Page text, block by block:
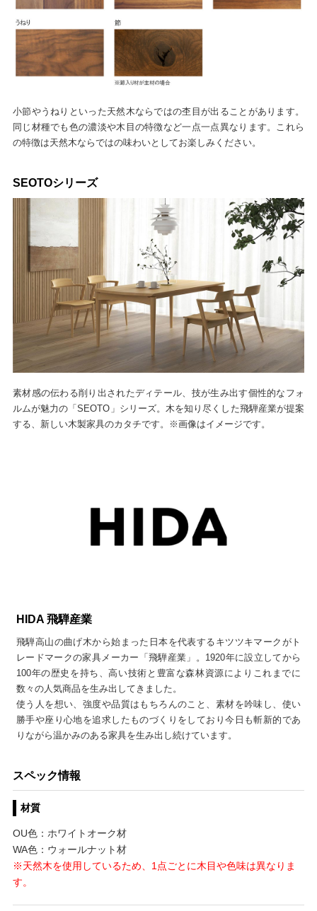
小節やうねりといった天然木ならではの杢目が出ることがあります。
同じ材種でも色の濃淡や木目の特徴など一点一点異なります。これら
の特徴は天然木ならではの味わいとしてお楽しみください。
SEOTOシリーズ
素材感の伝わる削り出されたディテール、技が生み出す個性的なフォ
ルムが魅力の「SEOTO」シリーズ。木を知り尽くした飛騨産業が提案
する、新しい木製家具のカタチです。※画像はイメージです。
HIDA 飛騨産業
飛騨高山の曲げ木から始まった日本を代表するキツツキマークがト
レードマークの家具メーカー「飛騨産業」。1920年に設立してから
100年の歴史を持ち、高い技術と豊富な森林資源によりこれまでに
数々の人気商品を生み出してきました。
使う人を想い、強度や品質はもちろんのこと、素材を吟味し、使い
勝手や座り心地を追求したものづくりをしており今日も斬新的であ
りながら温かみのある家具を生み出し続けています。
スペック情報
材質
OU色：ホワイトオーク材
WA色：ウォールナット材
※天然木を使用しているため、1点ごとに木目や色味は異なりま
す。